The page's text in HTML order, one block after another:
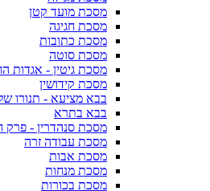
מסכת מועד קטן
מסכת חגיגה
מסכת כתובות
מסכת סוטה
מסכת גיטין - אגדות
מסכת קידושין
בבא מציעא - תנורו
בבא בתרא
מסכת סנהדרין - פרק
מסכת עבודה זרה
מסכת אבות
מסכת מנחות
מסכת בכורות